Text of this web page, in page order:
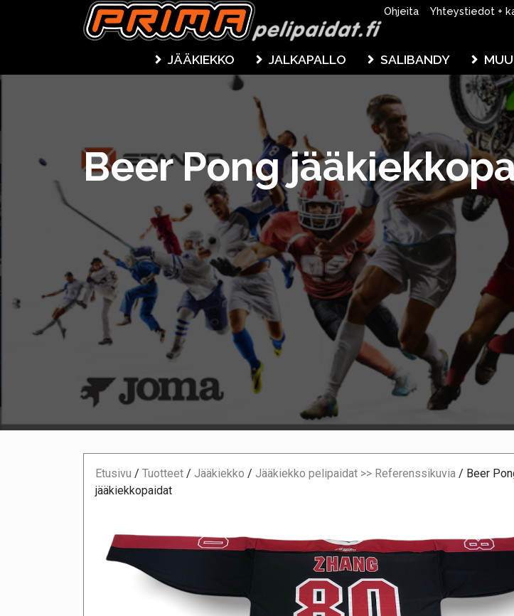
Ohjeita Yhteystiedot +
JÄÄKIEKKO JALKAPALLO SALIBANDY
Beer Pong
Etusivu / Tuotteet / Jääkiekko / Jääkiekko pelipaidat >> Referenssikuvia / Beer
jääkiekkopaidat